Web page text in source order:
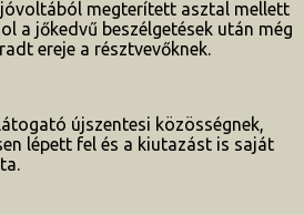
megterített asztal mellett
a jőkedvű beszélgetések után még
ereje a résztvevőknek.
újszentesi közösségnek,
lépett fel és a kiutazást is saját